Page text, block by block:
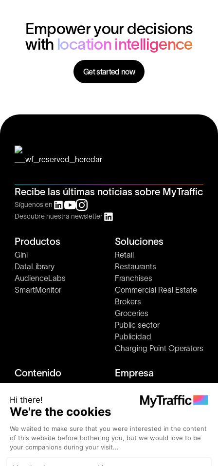
Empower your decisions
with location intelligence
Get started now
Recibe las últimas noticias sobre MyTraffic
Síguenos en
Descubre nuestra newsletter
Productos
Gini
DataLibrary
AudienceLabs
SmartMonitor
Soluciones
Retail
Restaurants
Franchises
Commercial Real Estate
Brokers
Groceries
Public sector
Publicidad
Charging Point Operators
Contenido
Estudios de mercado
Blog
Clientes
Alternativas
Empresa
Acerca de nosotros
Kit de prensa y medios
Cómo funciona
Contacto